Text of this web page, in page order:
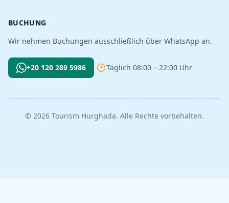
BUCHUNG
Wir nehmen Buchungen ausschließlich über WhatsApp an.
+20 120 289 5986 Täglich 08:00 – 22:00 Uhr
© 2026 Tourism Hurghada. Alle Rechte vorbehalten.